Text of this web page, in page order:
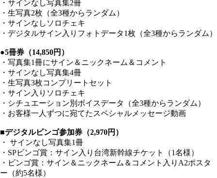
・サインなし写真集2冊
・生写真2枚（全3種からランダム）
・サインなしソロチェキ
・デジタルサイン入りフォトデータ1枚（全3種からランダム）
●5冊券（14,850円）
・写真集1冊にサイン＆ニックネーム＆コメント
・サインなし写真集4冊
・生写真3枚コンプリートセット
・サイン入りソロチェキ
・シチュエーション別ボイスデータ（全3種からランダム）
・お客様一人ずつに宛てたスペシャルメッセージ動画
■デジタルビンゴ参加券（2,970円）
・ サインなし写真集1冊
・SPビンゴ賞：サイン入り台湾新幹線チケット（1名様）
・ビンゴ賞：サイン＆ニックネーム＆コメント入りA2ポスタ
ー（約5名様）